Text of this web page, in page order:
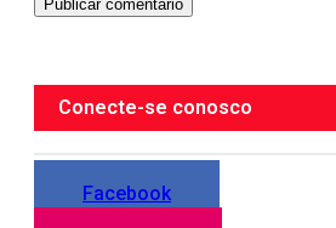
Conecte-se conosco
Facebook